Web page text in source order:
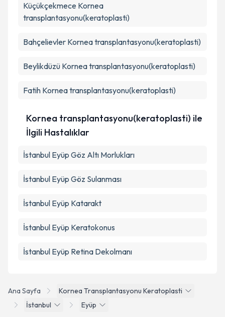
Ana Sayfa
Kornea Transplantasyonu Keratoplasti
İstanbul
Eyüp
Küçükçekmece Kornea
transplantasyonu(keratoplasti)
Bahçelievler Kornea transplantasyonu(keratoplasti)
Beylikdüzü Kornea transplantasyonu(keratoplasti)
Fatih Kornea transplantasyonu(keratoplasti)
Kornea transplantasyonu(keratoplasti) ile
İlgili Hastalıklar
İstanbul Eyüp Göz Altı Morlukları
İstanbul Eyüp Göz Sulanması
İstanbul Eyüp Katarakt
İstanbul Eyüp Keratokonus
İstanbul Eyüp Retina Dekolmanı